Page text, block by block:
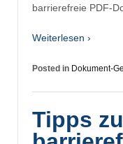
barrierefreie PDF-
Weiterlesen ›
Posted in Dokument-
Tipps